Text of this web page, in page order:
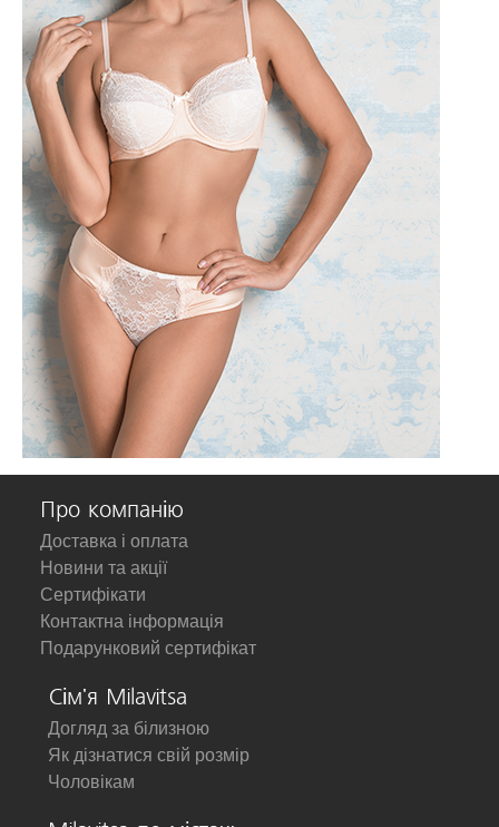
Про компанію
Доставка і оплата
Новини та акції
Сертифікати
Контактна інформація
Подарунковий сертифікат
Сім'я Milavitsa
Догляд за білизною
Як дізнатися свій розмір
Чоловікам